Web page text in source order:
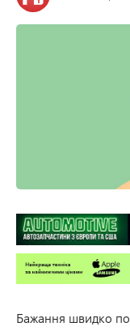
Бажання швидко